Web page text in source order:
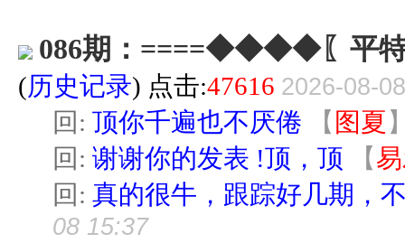
086期：====◆◆◆◆〖平
(历史记录) 点击:47616 2026-08-
回: 顶你千遍也不厌倦 【 图夏
回: 谢谢你的发表 !顶，顶 【
回: 真的很牛，跟踪好几期，
08 15:37